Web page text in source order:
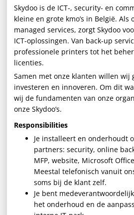
Skydoo is de ICT-, security- en
kleine en grote kmo’s in België. Als
managed services, zorgt Skydoo
ICT-oplossingen. Van back-up
professionele printers tot het
licenties.
Samen met onze klanten willen wij
investeren en innoveren. Om dit
wij de fundamenten van onze
onze Skydoo’s.
Responsibilities
Je installeert en onderhoudt
partners: security, online
MFP, website, Microsoft
Meestal telefonisch vanuit
soms bij de klant zelf.
Je bent
het onderhoud en de